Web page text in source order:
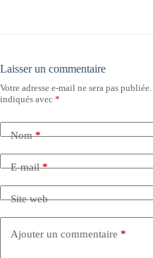
Laisser un commentaire
Votre adresse e-mail ne sera pas publiée.
indiqués avec *
Nom*
E-mail*
Site web
Ajouter un commentaire *